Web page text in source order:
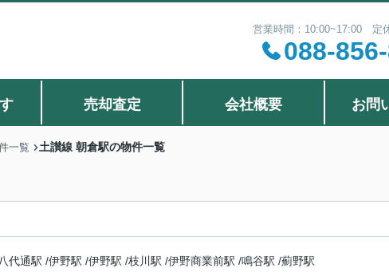
営業時間：10:00~17:00 定
088-
売却査定 会社概要 お問
一覧 土讃線 朝倉駅の物件一覧
八代通駅 /伊野駅 /伊野駅 /枝川駅 /伊野商業前駅 /鳴谷駅 /薊野駅